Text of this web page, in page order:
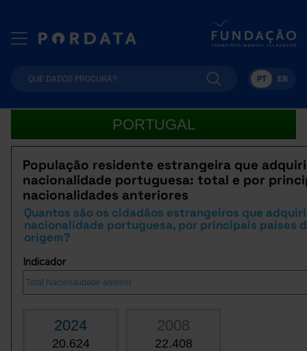
PT EN
PORTUGAL
População residente estrangeira que
nacionalidade portuguesa: total e por
nacionalidades anteriores
Quantos são os cidadãos estrangeiros que
nacionalidade portuguesa, por principais países
origem?
Indicador
2024
20.624
2008
22.408